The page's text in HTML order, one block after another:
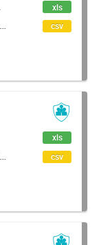
xls
csv
xls
csv